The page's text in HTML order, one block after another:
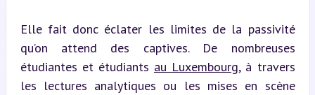
Elle fait donc éclater les limites de la passivité
qu’on attend des captives. De nombreuses
étudiantes et étudiants au Luxembourg, à travers
les lectures analytiques ou les mises en scène